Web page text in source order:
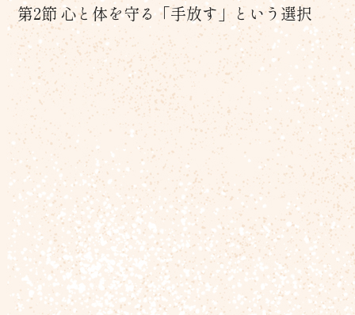
第2節 心と体を守る「手放す」という選択